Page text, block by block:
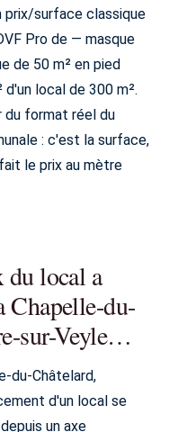
prix/surface classique
Pro de — masque
de 50 m² en pied
d'un local de 300 m².
du format réel du
: c'est la surface,
le prix au mètre
du local a
Chapelle-du-
sur-Veyle…
du-Châtelard,
d'un local se
un axe